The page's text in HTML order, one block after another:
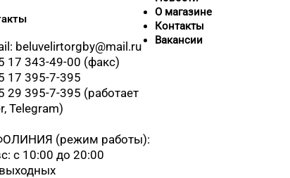
+375
beluvelirtorgby@mail.ru
17 343-49-00 (факс)
17 395-7-395
29 395-7-395 (работает
Telegram)
(режим работы):
с 10:00 до 20:00
О магазине
Контакты
Вакансии